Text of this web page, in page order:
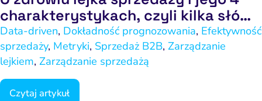
charakterystykach, czyli kilka słów
o gorącym temacie – część 2
Data-driven, Dokładność prognozowania, Efektywność
sprzedaży, Metryki, Sprzedaż B2B, Zarządzanie
lejkiem, Zarządzanie sprzedażą
Czytaj artykuł